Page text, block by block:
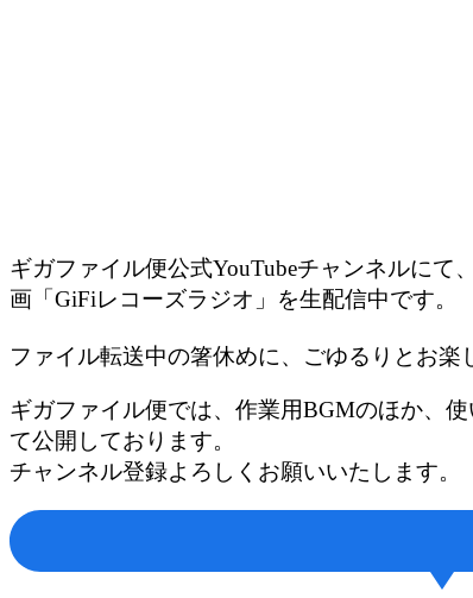
ギガファイル便公式YouTubeチャンネルにて
画「GiFiレコーズラジオ」を生配信中です。
ファイル転送中の箸休めに、ごゆるりとお楽
ギガファイル便では、作業用BGMのほか、
て公開しております。
チャンネル登録よろしくお願いいたします。